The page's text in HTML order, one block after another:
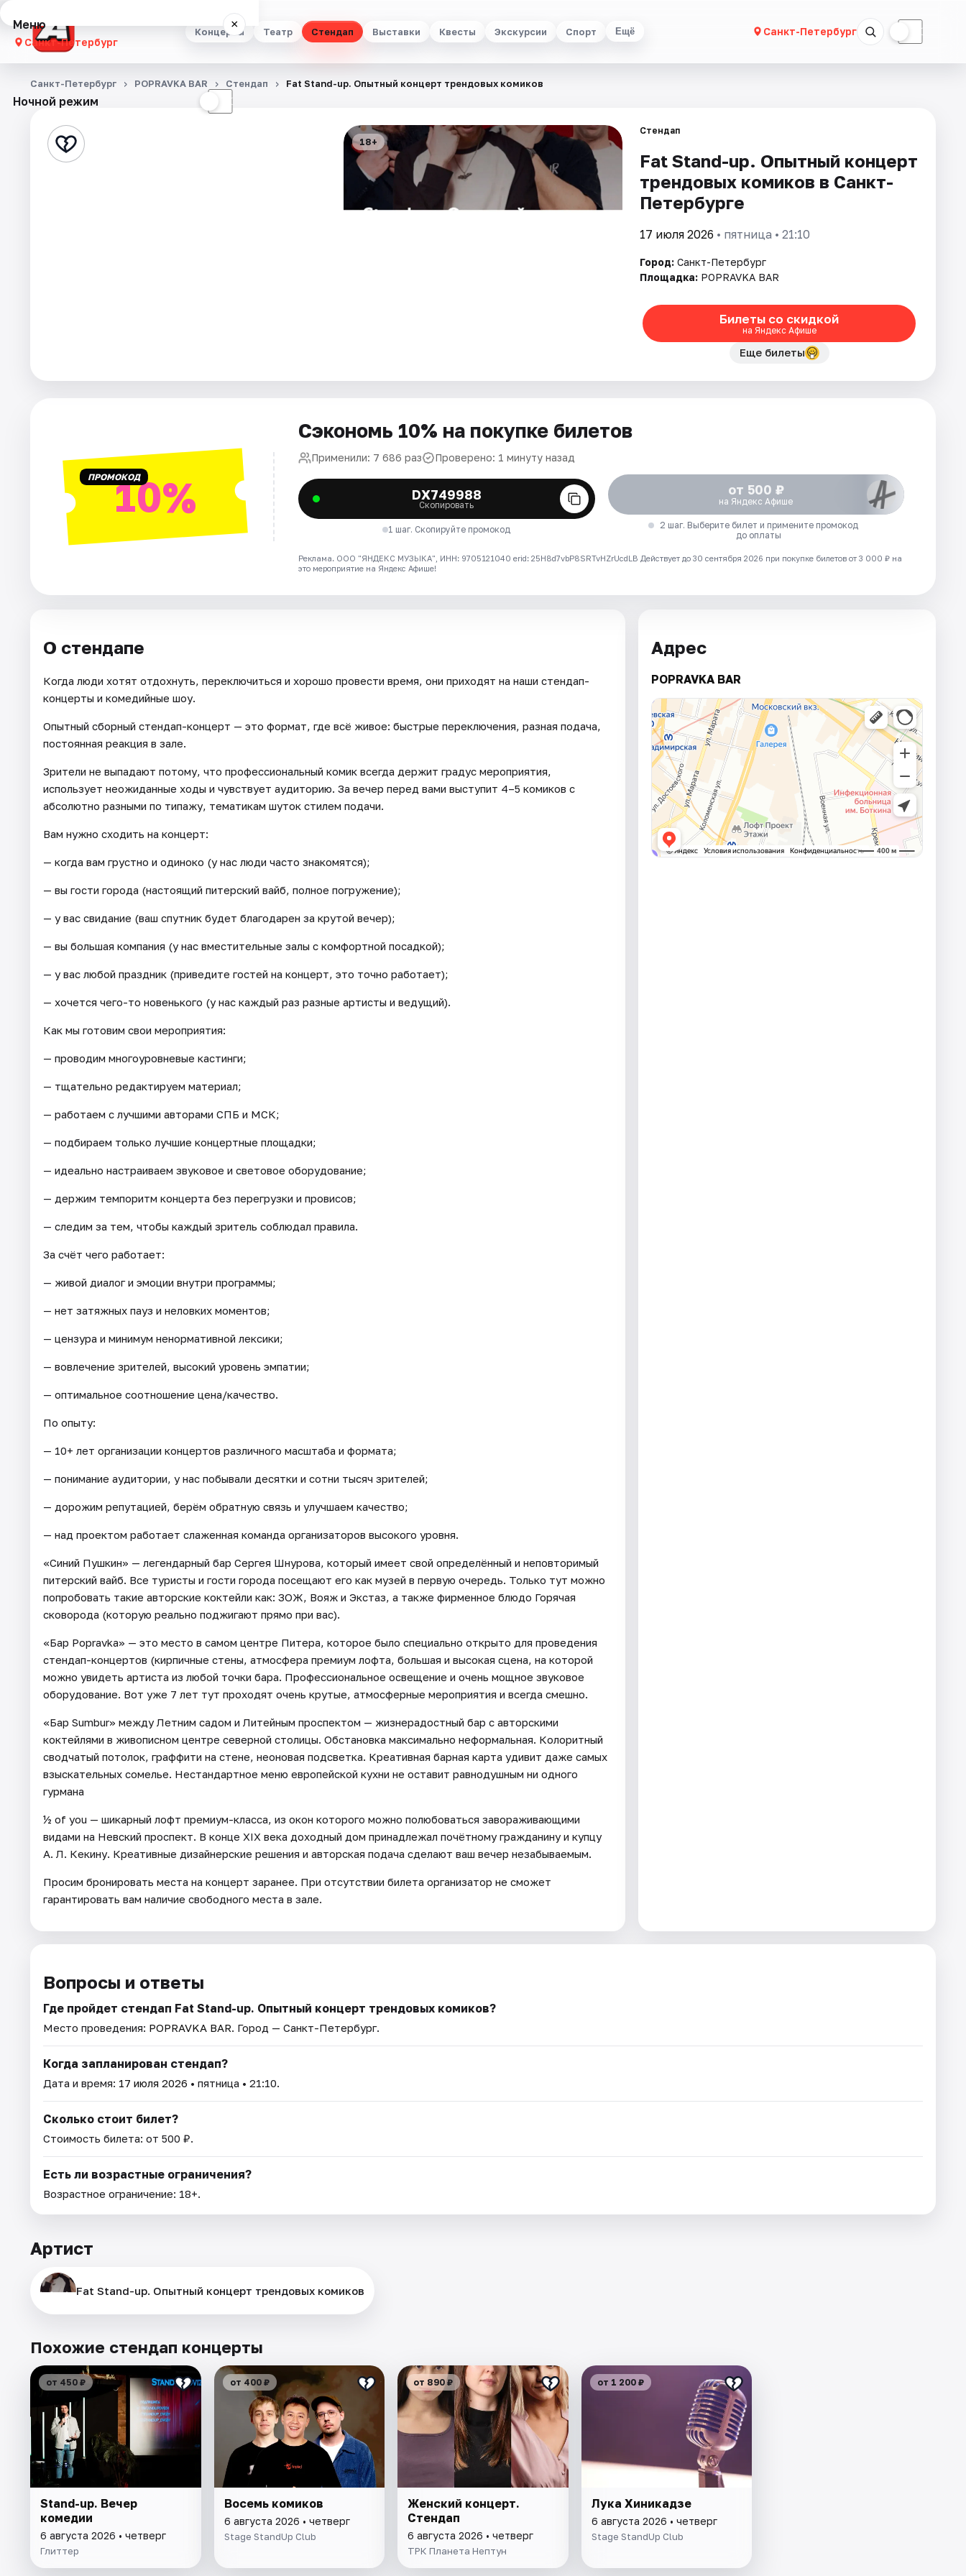
Концерты Театр Стендап Выставки Квесты Экскурсии Спорт Ещё Санкт-Петербург ☾
Меню ×
Санкт-Петербург
Концерты
Стендап
Рейтинги
Ночной режим ☾
Санкт-Петербург POPRAVKA BAR Стендап Fat Stand-up. Опытный концерт трендовых комиков
18+
Стендап
Fat Stand-up. Опытный концерт
трендовых комиков в Санкт-
Петербурге
17 июля 2026 • пятница • 21:10
Город: Санкт-Петербург
Площадка: POPRAVKA BAR
Билеты со скидкой
на Яндекс Афише
Еще билеты
ПРОМОКОД10%
Сэкономь 10% на покупке билетов
Применили: 7 686 раз Проверено: 1 минуту назад
DX749988
Скопировать
1 шаг. Скопируйте промокод
от 500 ₽
на Яндекс Афише
2 шаг. Выберите билет и примените промокод
до оплаты
Реклама. ООО "ЯНДЕКС МУЗЫКА", ИНН: 9705121040 erid: 25H8d7vbP8SRTvHZrUcdLB Действует до 30 сентября 2026 при покупке билетов от 3 000 ₽ на
это мероприятие на Яндекс Афише!
О стендапе
Когда люди хотят отдохнуть, переключиться и хорошо провести время, они приходят на наши стендап-
концерты и комедийные шоу.
Опытный сборный стендап-концерт — это формат, где всё живое: быстрые переключения, разная подача,
постоянная реакция в зале.
Зрители не выпадают потому, что профессиональный комик всегда держит градус мероприятия,
использует неожиданные ходы и чувствует аудиторию. За вечер перед вами выступит 4–5 комиков с
абсолютно разными по типажу, тематикам шуток стилем подачи.
Вам нужно сходить на концерт:
— когда вам грустно и одиноко (у нас люди часто знакомятся);
— вы гости города (настоящий питерский вайб, полное погружение);
— у вас свидание (ваш спутник будет благодарен за крутой вечер);
— вы большая компания (у нас вместительные залы с комфортной посадкой);
— у вас любой праздник (приведите гостей на концерт, это точно работает);
— хочется чего-то новенького (у нас каждый раз разные артисты и ведущий).
Как мы готовим свои мероприятия:
— проводим многоуровневые кастинги;
— тщательно редактируем материал;
— работаем с лучшими авторами СПБ и МСК;
— подбираем только лучшие концертные площадки;
— идеально настраиваем звуковое и световое оборудование;
— держим темпоритм концерта без перегрузки и провисов;
— следим за тем, чтобы каждый зритель соблюдал правила.
За счёт чего работает:
— живой диалог и эмоции внутри программы;
— нет затяжных пауз и неловких моментов;
— цензура и минимум ненормативной лексики;
— вовлечение зрителей, высокий уровень эмпатии;
— оптимальное соотношение цена/качество.
По опыту:
— 10+ лет организации концертов различного масштаба и формата;
— понимание аудитории, у нас побывали десятки и сотни тысяч зрителей;
— дорожим репутацией, берём обратную связь и улучшаем качество;
— над проектом работает слаженная команда организаторов высокого уровня.
«Синий Пушкин» — легендарный бар Сергея Шнурова, который имеет свой определённый и неповторимый
питерский вайб. Все туристы и гости города посещают его как музей в первую очередь. Только тут можно
попробовать такие авторские коктейли как: ЗОЖ, Вояж и Экстаз, а также фирменное блюдо Горячая
сковорода (которую реально поджигают прямо при вас).
«Бар Popravka» — это место в самом центре Питера, которое было специально открыто для проведения
стендап-концертов (кирпичные стены, атмосфера премиум лофта, большая и высокая сцена, на которой
можно увидеть артиста из любой точки бара. Профессиональное освещение и очень мощное звуковое
оборудование. Вот уже 7 лет тут проходят очень крутые, атмосферные мероприятия и всегда смешно.
«Бар Sumbur» между Летним садом и Литейным проспектом — жизнерадостный бар с авторскими
коктейлями в живописном центре северной столицы. Обстановка максимально неформальная. Колоритный
сводчатый потолок, граффити на стене, неоновая подсветка. Креативная барная карта удивит даже самых
взыскательных сомелье. Нестандартное меню европейской кухни не оставит равнодушным ни одного
гурмана
½ of you — шикарный лофт премиум-класса, из окон которого можно полюбоваться завораживающими
видами на Невский проспект. В конце XIX века доходный дом принадлежал почётному гражданину и купцу
А. Л. Кекину. Креативные дизайнерские решения и авторская подача сделают ваш вечер незабываемым.
Просим бронировать места на концерт заранее. При отсутствии билета организатор не сможет
гарантировать вам наличие свободного места в зале.
Адрес
POPRAVKA BAR
Вопросы и ответы
Где пройдет стендап Fat Stand-up. Опытный концерт трендовых комиков?
Место проведения: POPRAVKA BAR. Город — Санкт-Петербург.
Когда запланирован стендап?
Дата и время: 17 июля 2026 • пятница • 21:10.
Сколько стоит билет?
Стоимость билета: от 500 ₽.
Есть ли возрастные ограничения?
Возрастное ограничение: 18+.
Артист
Fat Stand-up. Опытный концерт трендовых комиков
Похожие стендап концерты
от 450 ₽
Stand-up. Вечер
комедии
6 августа 2026 • четверг
Глиттер
от 400 ₽
Восемь комиков
6 августа 2026 • четверг
Stage StandUp Club
от 890 ₽
Женский концерт.
Стендап
6 августа 2026 • четверг
ТРК Планета Нептун
от 1 200 ₽
Лука Хиникадзе
6 августа 2026 • четверг
Stage StandUp Club